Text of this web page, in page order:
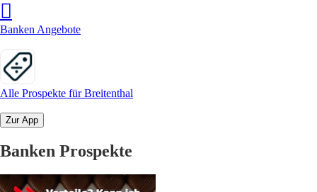
Banken Angebote
Alle Prospekte für Breitenthal
Zur App
Banken Prospekte